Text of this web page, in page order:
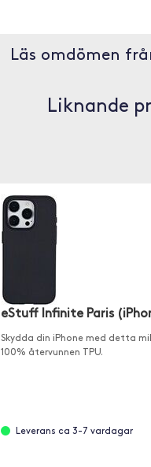
Läs omdömen
Liknande
eStuff Infinite Paris
Skydda din iPhone med detta
100% återvunnen TPU.
Leverans ca 3-7 vardagar